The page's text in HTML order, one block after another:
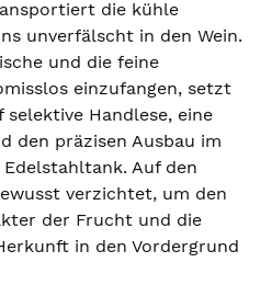
die kühle
unverfälscht in den Wein.
und die feine
einzufangen, setzt
selektive Handlese, eine
den präzisen Ausbau im
Auf den
verzichtet, um den
der Frucht und die
in den Vordergrund